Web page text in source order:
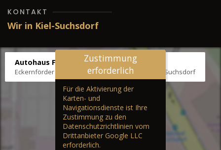
KONTAKT
Wir in Kiel-Suchsdorf
Autohaus Fräter
Eckernförder Str. /Klausbrooker Weg 1, 24107 Kiel-Suchsdorf
Zustimmung
erforderlich
Für die Aktivierung der
Karten- und
Navigationsdienste ist Ihre
Zustimmung zu den
Datenschutzrichtlinien vom
Drittanbieter Google LLC
erforderlich.